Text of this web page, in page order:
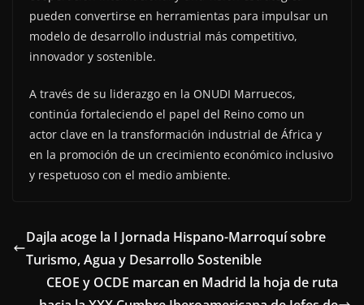
pueden convertirse en herramientas para impulsar un
modelo de desarrollo industrial más competitivo,
innovador y sostenible.
A través de su liderazgo en la ONUDI Marruecos,
continúa fortaleciendo el papel del Reino como un
actor clave en la transformación industrial de África y
en la promoción de un crecimiento económico inclusivo
y respetuoso con el medio ambiente.
Dajla acoge la I Jornada Hispano-Marroquí sobre
Turismo, Agua y Desarrollo Sostenible
CEOE y OCDE marcan en Madrid la hoja de ruta